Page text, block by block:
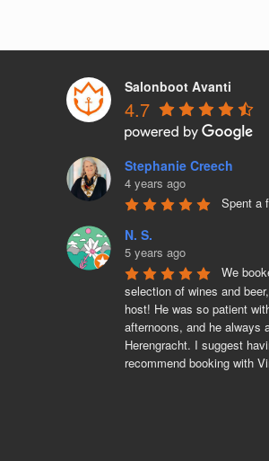
Salonboot Avanti
4.7
Stephanie Creech
4 years ago
Spent a
N. S.
5 years ago
We
selection of wines and
host! He was so patient
afternoons, and he always
Herengracht. I suggest
recommend booking with